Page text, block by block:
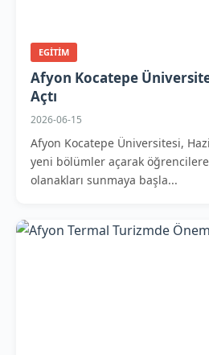
EGITIM
Afyon Kocatepe
Açtı
2026-06-15
Afyon Kocatepe Üniversitesi,
yeni bölümler açarak
olanakları sunmaya başla...